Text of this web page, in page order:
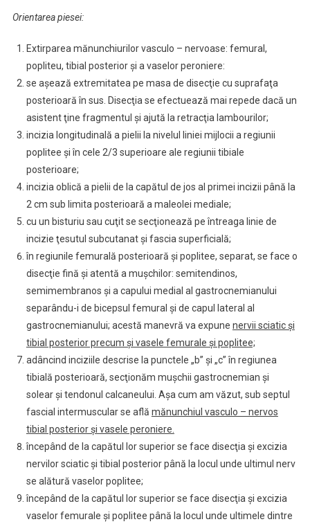
Orientarea piesei:
Extirparea mănunchiurilor vasculo – nervoase: femural,
popliteu, tibial posterior şi a vaselor peroniere:
se aşează extremitatea pe masa de disecţie cu suprafaţa
posterioară în sus. Disecţia se efectuează mai repede dacă un
asistent ţine fragmentul şi ajută la retracţia lambourilor;
incizia longitudinală a pielii la nivelul liniei mijlocii a regiunii
poplitee şi în cele 2/3 superioare ale regiunii tibiale
posterioare;
incizia oblică a pielii de la capătul de jos al primei incizii până la
2 cm sub limita posterioară a maleolei mediale;
cu un bisturiu sau cuţit se secţionează pe întreaga linie de
incizie ţesutul subcutanat şi fascia superficială;
în regiunile femurală posterioară şi poplitee, separat, se face o
disecţie fină şi atentă a muşchilor: semitendinos,
semimembranos şi a capului medial al gastrocnemianului
separându-i de bicepsul femural şi de capul lateral al
gastrocnemianului; acestă manevră va expune nervii sciatic şi
tibial posterior precum şi vasele femurale şi poplitee;
adâncind inciziile descrise la punctele „b” şi „c” în regiunea
tibială posterioară, secţionăm muşchii gastrocnemian şi
solear şi tendonul calcaneului. Aşa cum am văzut, sub septul
fascial intermuscular se află mănunchiul vasculo – nervos
tibial posterior şi vasele peroniere.
începând de la capătul lor superior se face disecţia şi excizia
nervilor sciatic şi tibial posterior până la locul unde ultimul nerv
se alătură vaselor poplitee;
începând de la capătul lor superior se face disecţia şi excizia
vaselor femurale şi poplitee până la locul unde ultimele dintre